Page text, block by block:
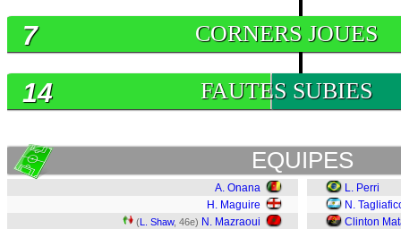
CORNERS JOUES
7
FAUTES SUBIES
14
EQUIPES
A. Onana
H. Maguire
(L. Shaw, 46e) N. Mazraoui
L. Perri
N.
Clinton